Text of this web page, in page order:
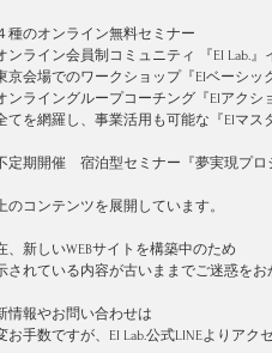
種のオンライン無料セミナー
ライン会員制コミュニティ 『EI Lab.
会場でのワークショップ『EIベーシッ
ライングループコーチング『EIアクシ
を網羅し、事業活用も可能な『EIマス
期開催　宿泊型セミナー『夢実現プロ
のコンテンツを展開しています。
、新しいWEBサイトを構築中のため
されている内容が古いままでご迷惑をお
情報やお問い合わせは
お手数ですが、EI Lab.公式LINEよりアク